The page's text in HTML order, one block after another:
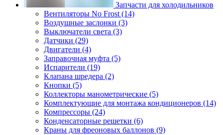
Запчасти для холодильников
Вентиляторы No Frost (14)
Воздушные заслонки (3)
Выключатели света (3)
Датчики (29)
Двигатели (4)
Заправочная муфта (5)
Испарители (19)
Клапана шредера (2)
Кнопки (5)
Коллекторы манометрические (5)
Комплектующие для монтажа кондиционеров (14)
Компрессоры (24)
Конденсаторные решетки (6)
Краны для фреоновых баллонов (9)